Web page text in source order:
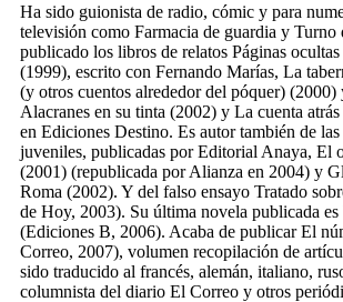
Ha sido guionista de radio, cómic y para
televisión como Farmacia de guardia y Turno
publicado los libros de relatos Páginas
(1999), escrito con Fernando Marías, La
(y otros cuentos alrededor del póquer) (2000)
Alacranes en su tinta (2002) y La cuenta
en Ediciones Destino. Es autor también de
juveniles, publicadas por Editorial Anaya, El
(2001) (republicada por Alianza en 2004) y
Roma (2002). Y del falso ensayo Tratado
de Hoy, 2003). Su última novela publicada es
(Ediciones B, 2006). Acaba de publicar El
Correo, 2007), volumen recopilación de
sido traducido al francés, alemán, italiano,
columnista del diario El Correo y otros